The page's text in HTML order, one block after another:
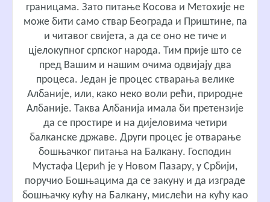
границама. Зато питање Косова и Метохије не
може бити само ствар Београда и Приштине, па
и читавог свијета, а да се оно не тиче и
цјелокупног српског народа. Тим прије што се
пред Вашим и нашим очима одвијају два
процеса. Један је процес стварања велике
Албаније, или, како неко воли рећи, природне
Албаније. Таква Албанија имала би претензије
да се простире и на дијеловима четири
балканске државе. Други процес је отварање
бошњачког питања на Балкану. Господин
Мустафа Церић је у Новом Пазару, у Србији,
поручио Бошњацима да се закуну и да изграде
бошњачку кућу на Балкану, мислећи на кућу као